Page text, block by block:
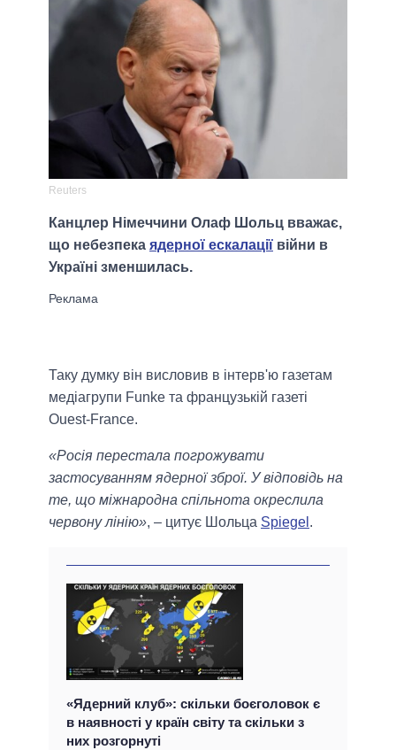
Reuters
Канцлер Німеччини Олаф Шольц вважає,
що небезпека ядерної ескалації війни в
Україні зменшилась.
Таку думку він висловив в інтерв'ю газетам
медіагрупи Funke та французькій газеті
Ouest-France.
«Росія перестала погрожувати
застосуванням ядерної зброї. У відповідь на
те, що міжнародна спільнота окреслила
червону лінію», – цитує Шольца Spiegel .
«Ядерний клуб»: скільки боєголовок є
в наявності у країн світу та скільки з
них розгорнуті